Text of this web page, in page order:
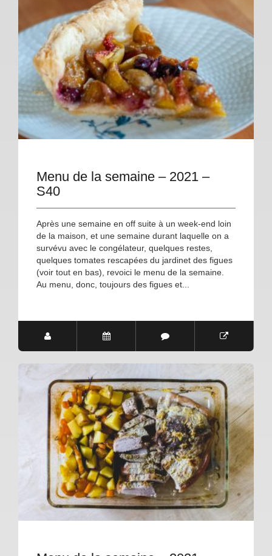
Menu de la semaine – 2021 –
S40
Après une semaine en off suite à un week-end loin
de la maison, et une semaine durant laquelle on a
survévu avec le congélateur, quelques restes,
quelques tomates rescapées du jardinet des figues
(voir tout en bas), revoici le menu de la semaine.
Au menu, donc, toujours des figues et...